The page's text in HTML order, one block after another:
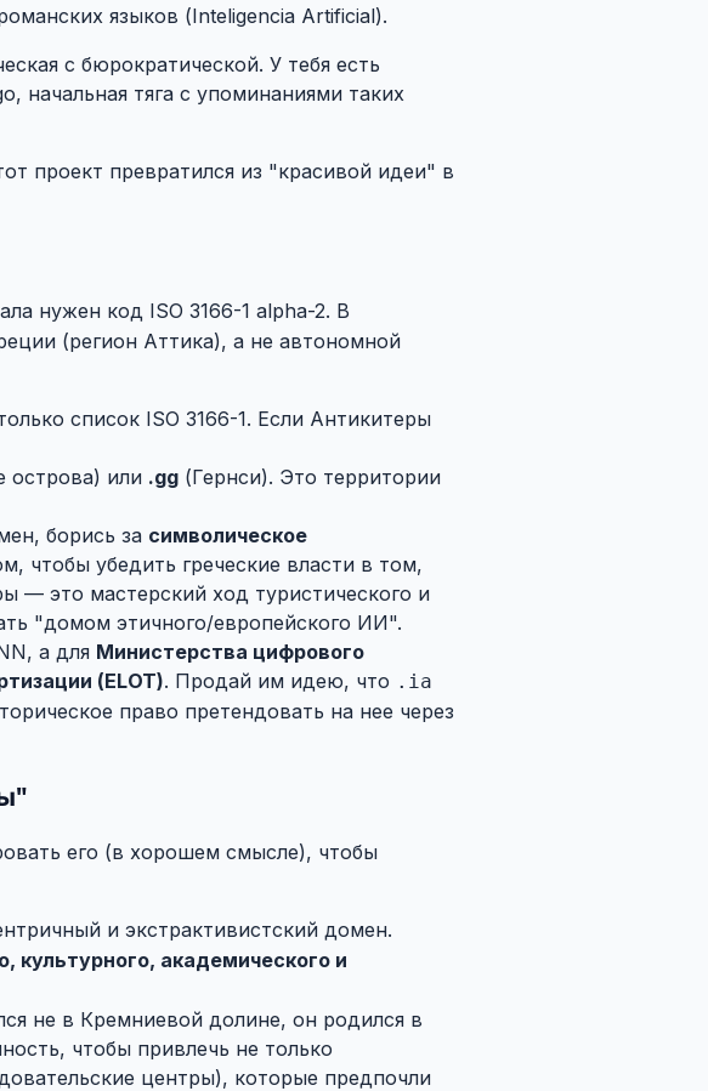
языков (Inteligencia Artificial).
с бюрократической. У тебя есть
начальная тяга с упоминаниями таких
проект превратился из "красивой идеи" в
нужен код ISO 3166-1 alpha-2. В
(регион Аттика), а не автономной
список ISO 3166-1. Если Антикитеры
острова) или .gg (Гернси). Это территории
борись за символическое
чтобы убедить греческие власти в том,
— это мастерский ход туристического и
"домом этичного/европейского ИИ".
а для Министерства цифрового
(ELOT). Продай им идею, что .ia
право претендовать на нее через
его (в хорошем смысле), чтобы
и экстрактивистский домен.
культурного, академического и
не в Кремниевой долине, он родился в
чтобы привлечь не только
центры), которые предпочли